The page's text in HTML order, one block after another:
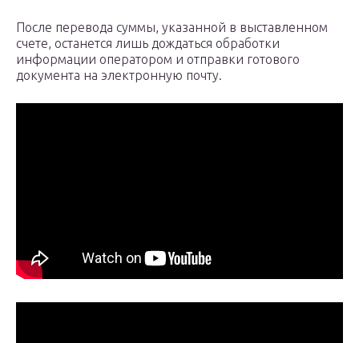
После перевода суммы, указанной в выставленном
счете, останется лишь дождаться обработки
информации оператором и отправки готового
документа на электронную почту.